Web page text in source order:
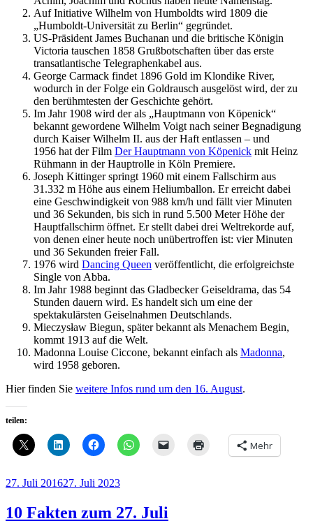
Auf Initiative Wilhelm von Humboldts wird 1809 die
„Humboldt-Universität zu Berlin“ gegründet.
US-Präsident James Buchanan und die britische Königin
Victoria tauschen 1858 Grußbotschaften über das erste
transatlantische Telegraphenkabel aus.
George Carmack findet 1896 Gold im Klondike River,
wodurch in der Folge ein Goldrausch ausgelöst wird, der zu
den berühmtesten der Geschichte gehört.
Im Jahr 1908 wird der als „Hauptmann von Köpenick“
bekannt gewordene Wilhelm Voigt nach seiner Begnadigung
durch Kaiser Wilhelm II. aus der Haft entlassen – und
1956 hat der Film Der Hauptmann von Köpenick mit Heinz
Rühmann in der Hauptrolle in Köln Premiere.
Joseph Kittinger springt 1960 mit einem Fallschirm aus
31.332 m Höhe aus einem Heliumballon. Er erreicht dabei
eine Geschwindigkeit von 988 km/h und fällt vier Minuten
und 36 Sekunden, bis sich in rund 5.500 Meter Höhe der
Hauptfallschirm öffnet. Er stellt dabei drei Weltrekorde auf,
von denen einer heute noch unübertroffen ist: vier Minuten
und 36 Sekunden freier Fall.
1976 wird Dancing Queen veröffentlicht, die erfolgreichste
Single von Abba.
Im Jahr 1988 beginnt das Gladbecker Geiseldrama, das 54
Stunden dauern wird. Es handelt sich um eine der
spektakulärsten Geiselnahmen Deutschlands.
Mieczysław Biegun, später bekannt als Menachem Begin,
kommt 1913 auf die Welt.
Madonna Louise Ciccone, bekannt einfach als Madonna,
wird 1958 geboren.
Hier finden Sie weitere Infos rund um den 16. August.
teilen:
Mehr
Veröffentlicht
27. Juli 201627. Juli 2023
10 Fakten zum 27. Juli